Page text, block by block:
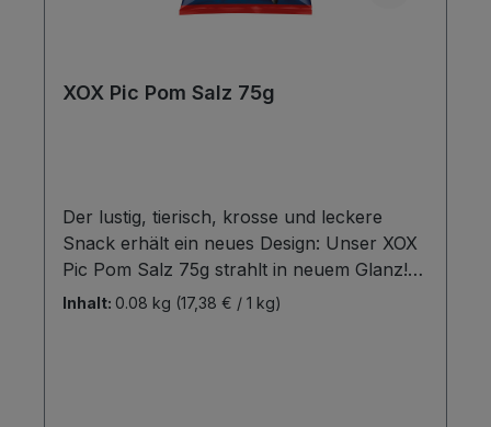
XOX Pic Pom Salz 75g
Der lustig, tierisch, krosse und leckere
Snack erhält ein neues Design: Unser XOX
Pic Pom Salz 75g strahlt in neuem Glanz!
Die fünf lustigen Tierformen Hase,
Inhalt: 0.08 kg (17,38 € / 1 kg)